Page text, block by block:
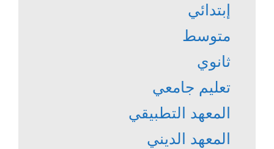
إبتدائي
متوسط
ثانوي
تعليم جامعي
المعهد التطبيقي
المعهد الديني